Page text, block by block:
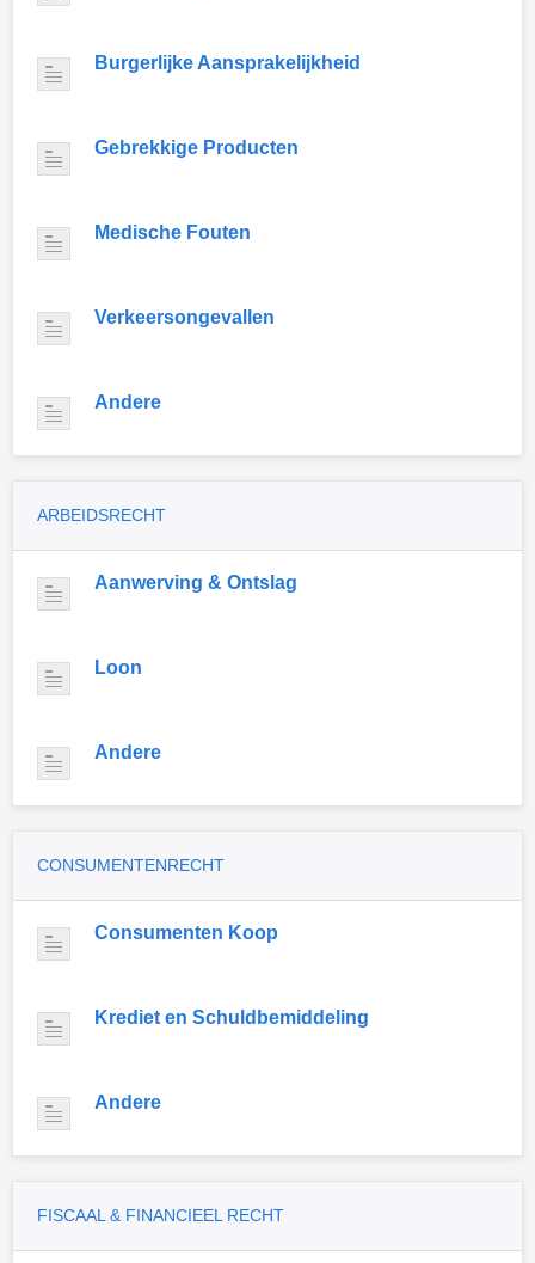
Burgerlijke Aansprakelijkheid
Gebrekkige Producten
Medische Fouten
Verkeersongevallen
Andere
ARBEIDSRECHT
Aanwerving & Ontslag
Loon
Andere
CONSUMENTENRECHT
Consumenten Koop
Krediet en Schuldbemiddeling
Andere
FISCAAL & FINANCIEEL RECHT